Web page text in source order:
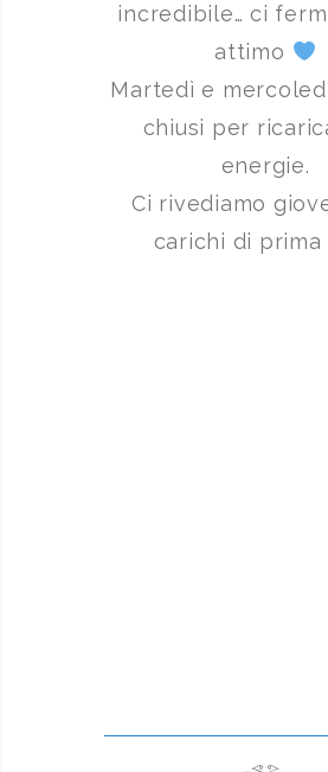
incredibile… ci
attimo
Martedì e
chiusi per
energie.
Ci rivediamo
carichi di prima